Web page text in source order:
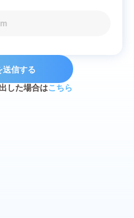
送信する
した場合はこちら